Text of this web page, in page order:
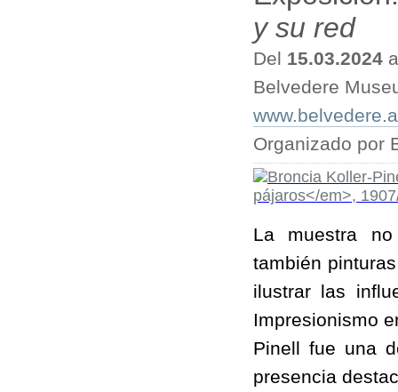
y su red
Del 15.03.2024
Belvedere
Organizado por
La muestra
también
ilustrar las
Impresionismo
Pinell fue una
presencia